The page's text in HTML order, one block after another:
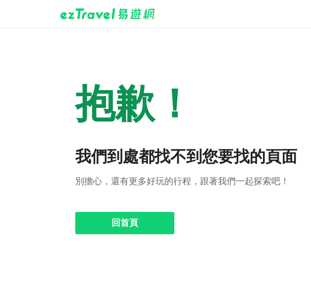
抱歉！
我們到處都找不到您要找的頁面
別擔心，還有更多好玩的行程，跟著我們一起探索吧！
回首頁